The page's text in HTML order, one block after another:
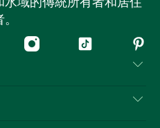
域的傳統所有者和居住
Instagram抖